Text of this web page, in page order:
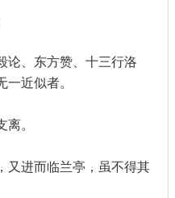
论、东方赞、十三行洛
近似者。
。
又进而临兰亭，虽不得其